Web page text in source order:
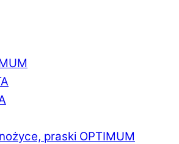
praski OPTIMUM